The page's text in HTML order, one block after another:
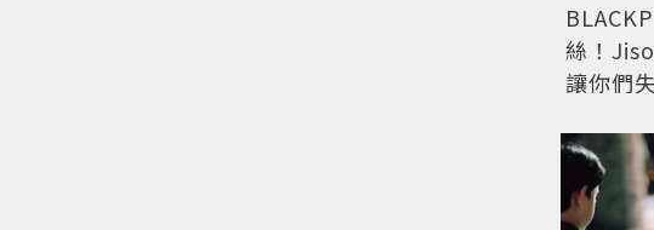
絲！
讓你們